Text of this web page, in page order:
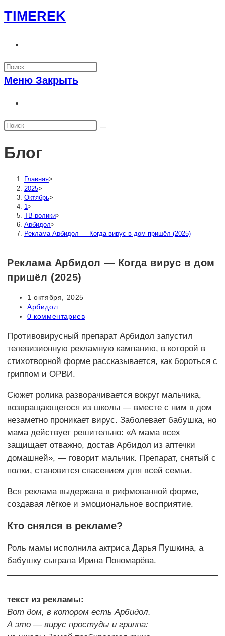
Перейти
к
TIMEREK
по
веб-
Меню Закрыть
по
сайту
Блог
Главная>
2025>
Октябрь>
1 >
ТВ-ролики>
Арбидол>
Реклама Арбидол — Когда вирус в дом пришёл (2025)
Реклама Арбидол — Когда вирус в дом
пришёл (2025)
Запись
опубликована:
1 октября, 2025
Рубрика
записи:
Арбидол
Комментарии
записи:
0 комментариев
Противовирусный препарат Арбидол запустил
телевизионную рекламную кампанию, в которой в
стихотворной форме рассказывается, как бороться с
гриппом и ОРВИ.
Сюжет ролика разворачивается вокруг мальчика,
возвращающегося из школы — вместе с ним в дом
незаметно проникает вирус. Заболевает бабушка, но
мама действует решительно: «А мама всех
защищает отважно, достав Арбидол из аптечки
домашней», — говорит мальчик. Препарат, снятый с
полки, становится спасением для всей семьи.
Вся реклама выдержана в рифмованной форме,
создавая лёгкое и эмоциональное восприятие.
Кто снялся в рекламе?
Роль мамы исполнила актриса Дарья Пушкина, а
бабушку сыграла Ирина Пономарёва.
текст из рекламы:
Вот дом, в котором есть Арбидол.
А это — вирус простуды и гриппа: